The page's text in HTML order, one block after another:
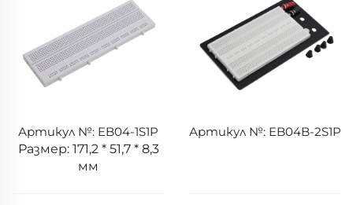
Артикул №: EB04-1S1P
Размер: 171,2 * 51,7 * 8,3
мм
Артикул №: EB04B-2S1P